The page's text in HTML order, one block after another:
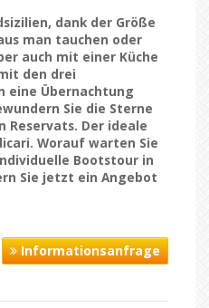
, dank der Größe
man tauchen oder
auch mit einer Küche
den drei
eine Übernachtung
Sie die Sterne
Reservats. Der ideale
Worauf warten Sie
Bootstour in
Sie jetzt ein Angebot
Informationsanfrage